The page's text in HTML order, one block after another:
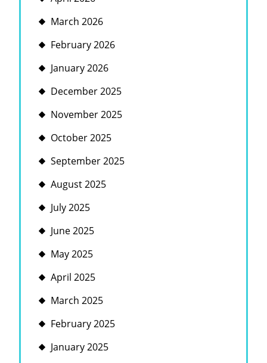
March 2026
February 2026
January 2026
December 2025
November 2025
October 2025
September 2025
August 2025
July 2025
June 2025
May 2025
April 2025
March 2025
February 2025
January 2025